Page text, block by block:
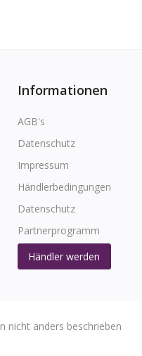
Informationen
AGB's
Datenschutz
Impressum
Händlerbedingungen
Datenschutz
Partnerprogramm
Händler werden
nicht anders beschrieben